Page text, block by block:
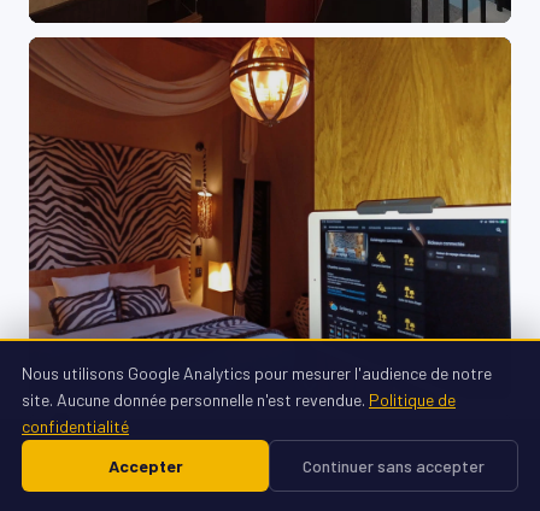
📞 Appeler Devis gratuit
Nous utilisons Google Analytics pour mesurer l'audience de notre
site. Aucune donnée personnelle n'est revendue. Politique de
confidentialité
Accepter
Continuer sans accepter